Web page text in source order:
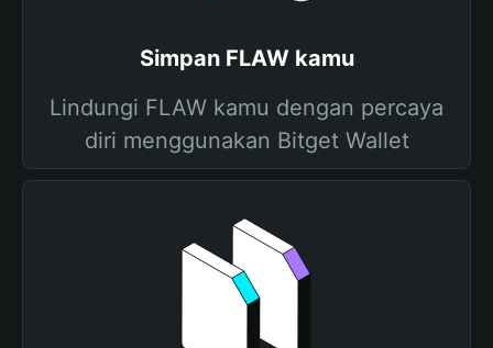
Simpan FLAW kamu
Lindungi FLAW kamu dengan percaya
diri menggunakan Bitget Wallet